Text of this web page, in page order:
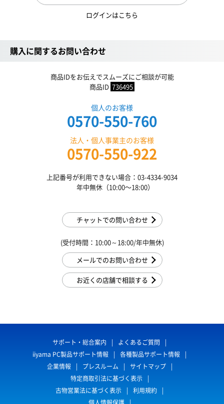
ログインはこちら
購入に関するお問い合わせ
商品IDをお伝えでスムーズにご相談が可能
商品ID 736495
個人のお客様
0570-550-760
法人・個人事業主のお客様
0570-550-922
上記番号が利用できない場合：03-4334-9034
年中無休（10:00〜18:00）
チャットでの問い合わせ
(受付時間：10:00～18:00/年中無休)
メールでのお問い合わせ
お近くの店舗で相談する
サポート・総合案内
よくあるご質問
iiyama PC製品サポート情報
各種製品サポート情報
企業情報
プレスルーム
サイトマップ
特定商取引法に基づく表示
古物営業法に基づく表示
利用規約